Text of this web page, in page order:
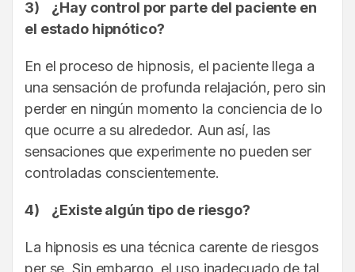
3) ¿Hay control por parte del paciente en
el estado hipnótico?
En el proceso de hipnosis, el paciente llega a
una sensación de profunda relajación, pero sin
perder en ningún momento la conciencia de lo
que ocurre a su alrededor. Aun así, las
sensaciones que experimente no pueden ser
controladas conscientemente.
4) ¿Existe algún tipo de riesgo?
La hipnosis es una técnica carente de riesgos
per se. Sin embargo, el uso inadecuado de tal